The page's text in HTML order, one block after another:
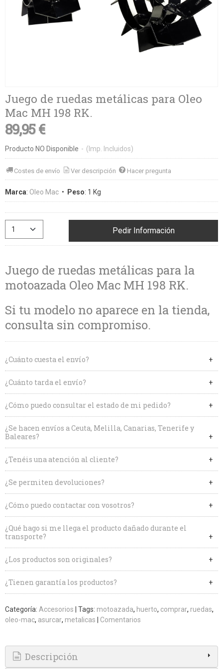
Juego de ruedas metálicas para Oleo
Mac MH 198 RK.
89,95 €
Producto NO Disponible - (Imp. Incluidos)
Costes de envío Ver descripción Hacer pregunta
Marca: Oleo Mac • Peso: 1 Kg
Pedir Información
Juego de ruedas metálicas para la
motoazada Oleo Mac MH 198 RK.
Si tu modelo no aparece en la tienda,
consulta sin compromiso.
¿Cuánto cuesta el envío?
¿Cuánto tarda el envío?
¿Cómo puedo consultar el estado de mi pedido?
¿Se hacen envíos a Ceuta, Melilla, Canarias, Tenerife y
Baleares?
¿Tenéis una atención al cliente?
¿Se permiten devoluciones?
¿Cómo puedo contactar con vosotros?
¿Qué hago si me llega el producto dañado durante el
transporte?
¿Los productos son originales?
¿Tienen garantía los productos?
Categoría: Accesorios Tags: motoazada huerto comprar ruedas
oleo-mac asurcar metalicas Comentarios
Descripción